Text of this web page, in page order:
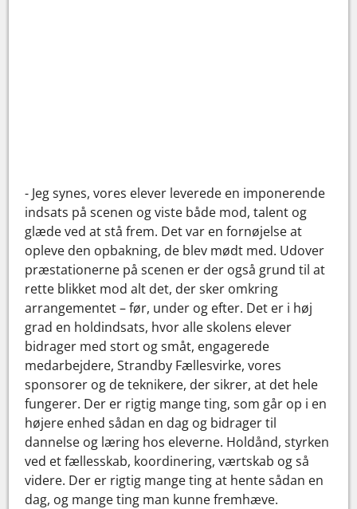
- Jeg synes, vores elever leverede en imponerende
indsats på scenen og viste både mod, talent og
glæde ved at stå frem. Det var en fornøjelse at
opleve den opbakning, de blev mødt med. Udover
præstationerne på scenen er der også grund til at
rette blikket mod alt det, der sker omkring
arrangementet – før, under og efter. Det er i høj
grad en holdindsats, hvor alle skolens elever
bidrager med stort og småt, engagerede
medarbejdere, Strandby Fællesvirke, vores
sponsorer og de teknikere, der sikrer, at det hele
fungerer. Der er rigtig mange ting, som går op i en
højere enhed sådan en dag og bidrager til
dannelse og læring hos eleverne. Holdånd, styrken
ved et fællesskab, koordinering, værtskab og så
videre. Der er rigtig mange ting at hente sådan en
dag, og mange ting man kunne fremhæve.